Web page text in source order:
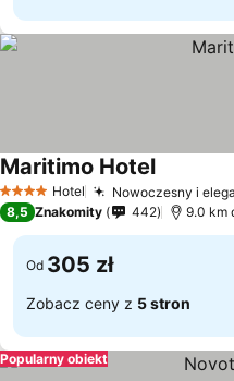
4 KategoriaHotel Nowoczesny i
Maritimo Hotel
8,5 Znakomity 442 9.0 km
Od 305 zł
Zobacz ceny z 5 stron
Popularny obiekt